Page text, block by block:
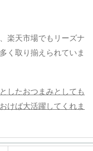
楽天市場でもリーズナ
く取り揃えられていま
したおつまみとしても
けば大活躍してくれま